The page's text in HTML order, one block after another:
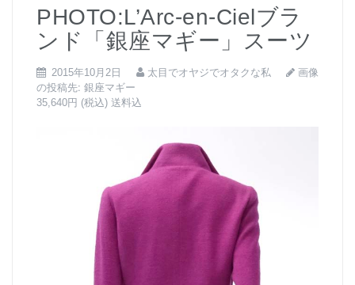
PHOTO:L’Arc-en-Cielブラ
ンド「銀座マギー」スーツ
2015年10月2日 太目でオヤジでオタクな私
画像
の投稿先: 銀座マギー
35,640円 (税込) 送料込